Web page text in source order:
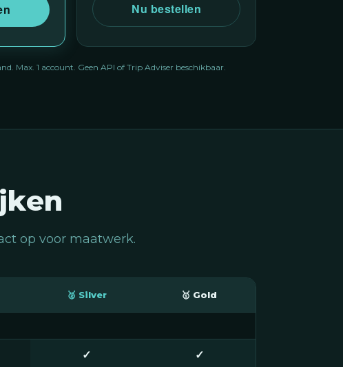
Nu bestellen
Max. 1 account. Geen API of Trip Adviser beschikbaar.
op voor maatwerk.
🥈 Silver 🥇 Gold
✓ ✓